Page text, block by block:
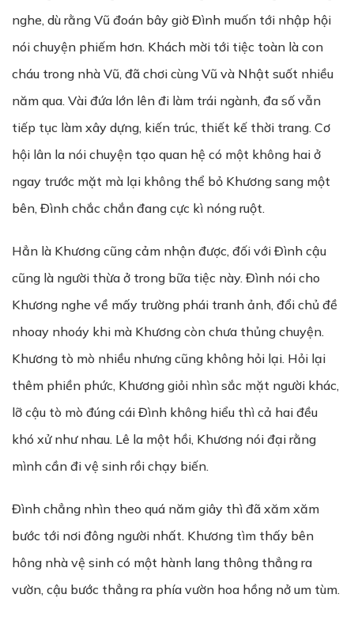
nghe, dù rằng Vũ đoán bây giờ Đình muốn tới nhập hội
nói chuyện phiếm hơn. Khách mời tới tiệc toàn là con
cháu trong nhà Vũ, đã chơi cùng Vũ và Nhật suốt nhiều
năm qua. Vài đứa lớn lên đi làm trái ngành, đa số vẫn
tiếp tục làm xây dựng, kiến trúc, thiết kế thời trang. Cơ
hội lân la nói chuyện tạo quan hệ có một không hai ở
ngay trước mặt mà lại không thể bỏ Khương sang một
bên, Đình chắc chắn đang cực kì nóng ruột.
Hẳn là Khương cũng cảm nhận được, đối với Đình cậu
cũng là người thừa ở trong bữa tiệc này. Đình nói cho
Khương nghe về mấy trường phái tranh ảnh, đổi chủ đề
nhoay nhoáy khi mà Khương còn chưa thủng chuyện.
Khương tò mò nhiều nhưng cũng không hỏi lại. Hỏi lại
thêm phiền phức, Khương giỏi nhìn sắc mặt người khác,
lỡ cậu tò mò đúng cái Đình không hiểu thì cả hai đều
khó xử như nhau. Lê la một hồi, Khương nói đại rằng
mình cần đi vệ sinh rồi chạy biến.
Đình chẳng nhìn theo quá năm giây thì đã xăm xăm
bước tới nơi đông người nhất. Khương tìm thấy bên
hông nhà vệ sinh có một hành lang thông thẳng ra
vườn, cậu bước thẳng ra phía vườn hoa hồng nở um tùm.